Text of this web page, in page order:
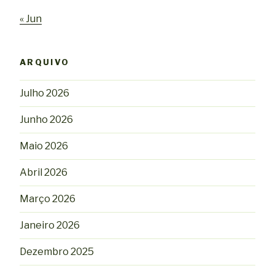
« Jun
ARQUIVO
Julho 2026
Junho 2026
Maio 2026
Abril 2026
Março 2026
Janeiro 2026
Dezembro 2025